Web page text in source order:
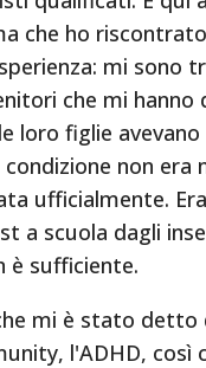
che ho
mi sono
che mi hanno
loro figlie avevano
non era
ufficialmente.
a scuola dagli
è sufficiente.
mi è stato detto
l'ADHD, così